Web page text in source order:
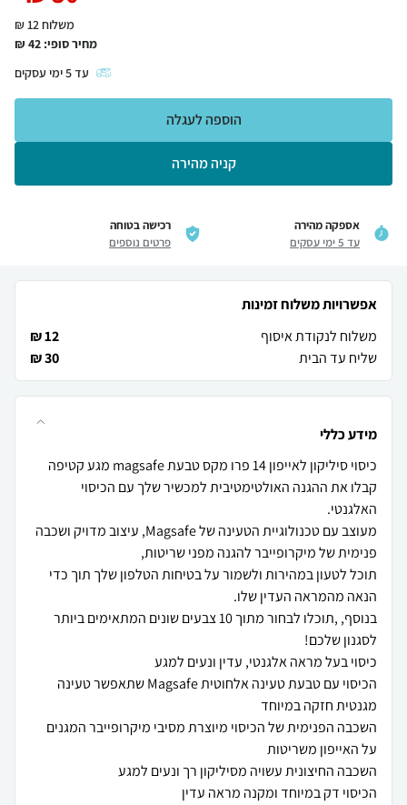
משלוח 12 ₪
מחיר סופי: 42
₪
עד5ימי עסקים
קניה מהירה
הוספה לעגלה
אספקה מהירה
עד 5 ימי עסקים
רכישה בטוחה
פרטים נוספים
אפשרויות משלוח זמינות
משלוח לנקודת איסוף
12 ₪
שליח עד הבית
30 ₪
מידע כללי
קבלו את ההגנה האולטימטיבית למכשיר שלך עם הכיסוי
מעוצב עם טכנולוגיית הטעינה של Magsafe, עיצוב מדויק ושכבה
תוכל לטעון במהירות ולשמור על בטיחות הטלפון שלך תוך כדי
בנוסף, ,תוכלו לבחור מתוך 10 צבעים שונים המתאימים ביותר
הכיסוי עם טבעת טעינה אלחוטית Magsafe שתאפשר טעינה
השכבה הפנימית של הכיסוי מיוצרת מסיבי מיקרופייבר המגנים